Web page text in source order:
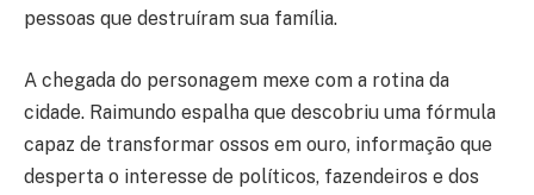
pessoas que destruíram sua família.
A chegada do personagem mexe com a rotina da
cidade. Raimundo espalha que descobriu uma fórmula
capaz de transformar ossos em ouro, informação que
desperta o interesse de políticos, fazendeiros e dos